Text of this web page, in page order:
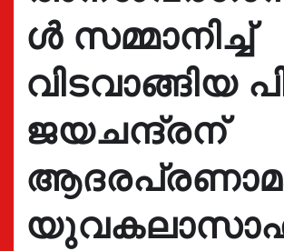
ൾ സമ്മാനിച്ച്
വിടവാങ്ങിയ
ജയചന്ദ്രന്